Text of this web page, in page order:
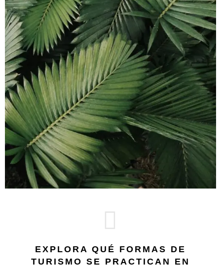
EXPLORA QUÉ FORMAS DE
TURISMO SE PRACTICAN EN